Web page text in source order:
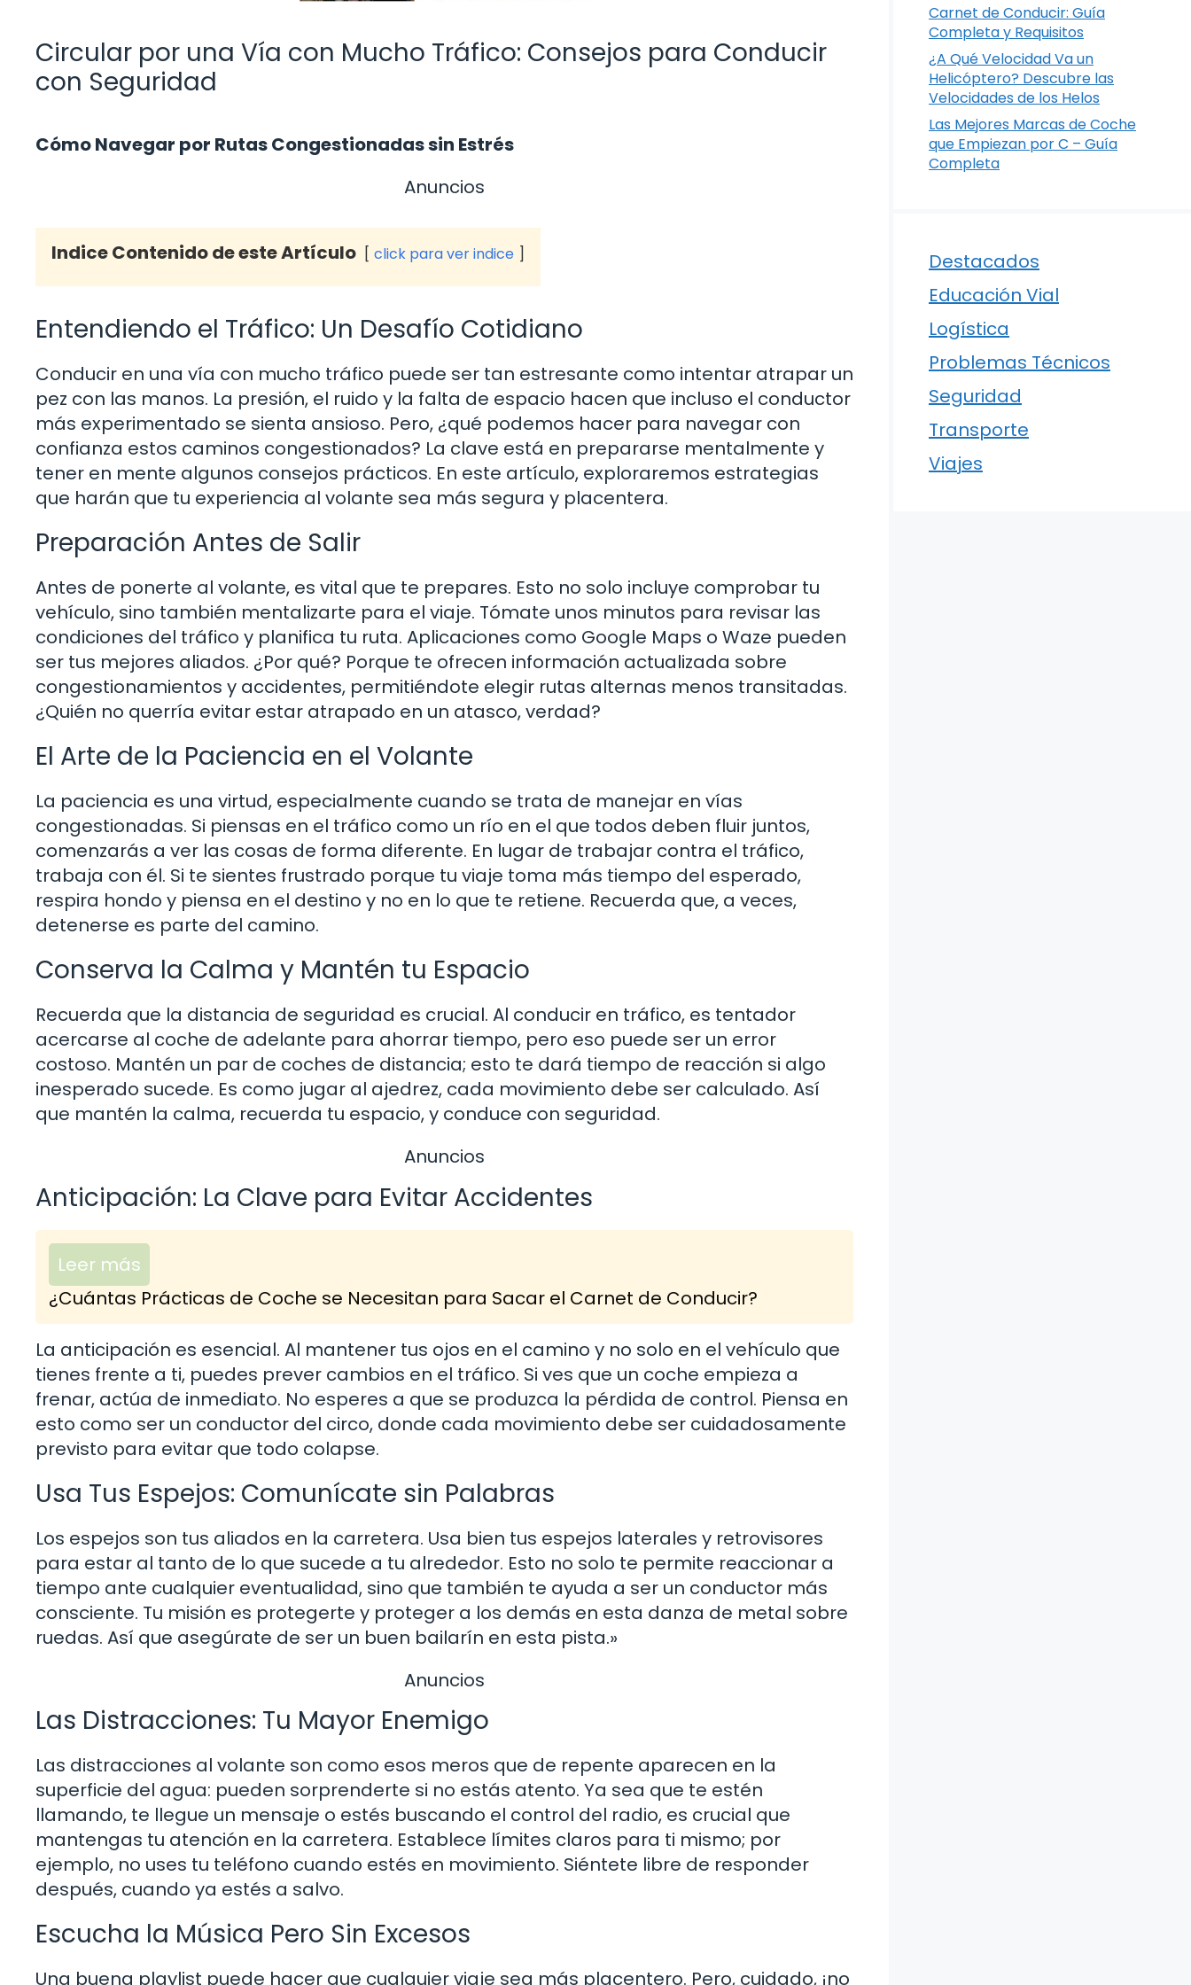
Circular por una Vía con Mucho Tráfico: Consejos para Conducir
con Seguridad
Cómo Navegar por Rutas Congestionadas sin Estrés
Anuncios
Indice Contenido de este Artículo click para ver indice
Entendiendo el Tráfico: Un Desafío Cotidiano
Conducir en una vía con mucho tráfico puede ser tan estresante como intentar atrapar un
pez con las manos. La presión, el ruido y la falta de espacio hacen que incluso el conductor
más experimentado se sienta ansioso. Pero, ¿qué podemos hacer para navegar con
confianza estos caminos congestionados? La clave está en prepararse mentalmente y
tener en mente algunos consejos prácticos. En este artículo, exploraremos estrategias
que harán que tu experiencia al volante sea más segura y placentera.
Preparación Antes de Salir
Antes de ponerte al volante, es vital que te prepares. Esto no solo incluye comprobar tu
vehículo, sino también mentalizarte para el viaje. Tómate unos minutos para revisar las
condiciones del tráfico y planifica tu ruta. Aplicaciones como Google Maps o Waze pueden
ser tus mejores aliados. ¿Por qué? Porque te ofrecen información actualizada sobre
congestionamientos y accidentes, permitiéndote elegir rutas alternas menos transitadas.
¿Quién no querría evitar estar atrapado en un atasco, verdad?
El Arte de la Paciencia en el Volante
La paciencia es una virtud, especialmente cuando se trata de manejar en vías
congestionadas. Si piensas en el tráfico como un río en el que todos deben fluir juntos,
comenzarás a ver las cosas de forma diferente. En lugar de trabajar contra el tráfico,
trabaja con él. Si te sientes frustrado porque tu viaje toma más tiempo del esperado,
respira hondo y piensa en el destino y no en lo que te retiene. Recuerda que, a veces,
detenerse es parte del camino.
Conserva la Calma y Mantén tu Espacio
Recuerda que la distancia de seguridad es crucial. Al conducir en tráfico, es tentador
acercarse al coche de adelante para ahorrar tiempo, pero eso puede ser un error
costoso. Mantén un par de coches de distancia; esto te dará tiempo de reacción si algo
inesperado sucede. Es como jugar al ajedrez, cada movimiento debe ser calculado. Así
que mantén la calma, recuerda tu espacio, y conduce con seguridad.
Anuncios
Anticipación: La Clave para Evitar Accidentes
Leer más
¿Cuántas Prácticas de Coche se Necesitan para Sacar el Carnet de Conducir?
La anticipación es esencial. Al mantener tus ojos en el camino y no solo en el vehículo que
tienes frente a ti, puedes prever cambios en el tráfico. Si ves que un coche empieza a
frenar, actúa de inmediato. No esperes a que se produzca la pérdida de control. Piensa en
esto como ser un conductor del circo, donde cada movimiento debe ser cuidadosamente
previsto para evitar que todo colapse.
Usa Tus Espejos: Comunícate sin Palabras
Los espejos son tus aliados en la carretera. Usa bien tus espejos laterales y retrovisores
para estar al tanto de lo que sucede a tu alrededor. Esto no solo te permite reaccionar a
tiempo ante cualquier eventualidad, sino que también te ayuda a ser un conductor más
consciente. Tu misión es protegerte y proteger a los demás en esta danza de metal sobre
ruedas. Así que asegúrate de ser un buen bailarín en esta pista.»
Anuncios
Las Distracciones: Tu Mayor Enemigo
Las distracciones al volante son como esos meros que de repente aparecen en la
superficie del agua: pueden sorprenderte si no estás atento. Ya sea que te estén
llamando, te llegue un mensaje o estés buscando el control del radio, es crucial que
mantengas tu atención en la carretera. Establece límites claros para ti mismo; por
ejemplo, no uses tu teléfono cuando estés en movimiento. Siéntete libre de responder
después, cuando ya estés a salvo.
Escucha la Música Pero Sin Excesos
Una buena playlist puede hacer que cualquier viaje sea más placentero. Pero, cuidado, ¡no
Carnet de Conducir: Guía
Completa y Requisitos
¿A Qué Velocidad Va un
Helicóptero? Descubre las
Velocidades de los Helos
Las Mejores Marcas de Coche
que Empiezan por C – Guía
Completa
Destacados
Educación Vial
Logística
Problemas Técnicos
Seguridad
Transporte
Viajes